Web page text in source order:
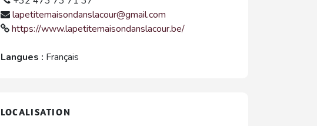
lapetitemaisondanslacour@gmail.com
https://www.lapetitemaisondanslacour.be/
Langues : Français
LOCALISATION